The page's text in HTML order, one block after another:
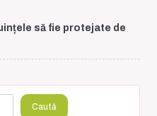
să fie protejate de
Caută